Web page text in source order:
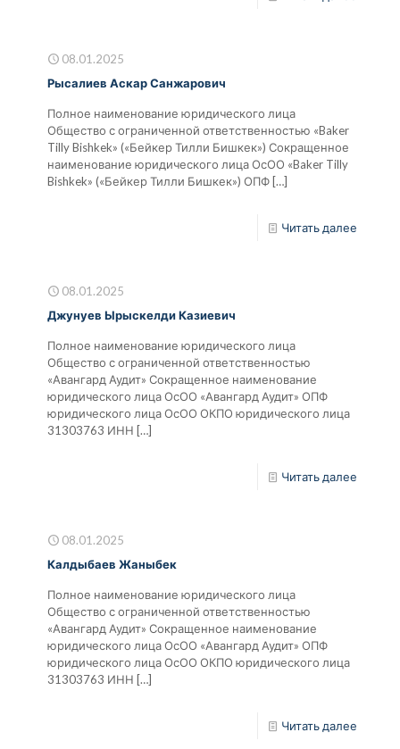
08.01.2025
Рысалиев Аскар Санжарович
Полное наименование юридического лица
Общество с ограниченной ответственностью «Baker
Tilly Bishkek» («Бейкер Тилли Бишкек») Сокращенное
наименование юридического лица ОсОО «Baker Tilly
Bishkek» («Бейкер Тилли Бишкек») ОПФ[…]
Читать далее
08.01.2025
Джунуев Ырыскелди Казиевич
Полное наименование юридического лица
Общество с ограниченной ответственностью
«Авангард Аудит» Сокращенное наименование
юридического лица ОсОО «Авангард Аудит» ОПФ
юридического лица ОсОО ОКПО юридического лица
31303763 ИНН […]
Читать далее
08.01.2025
Калдыбаев Жаныбек
Полное наименование юридического лица
Общество с ограниченной ответственностью
«Авангард Аудит» Сокращенное наименование
юридического лица ОсОО «Авангард Аудит» ОПФ
юридического лица ОсОО ОКПО юридического лица
31303763 ИНН […]
Читать далее